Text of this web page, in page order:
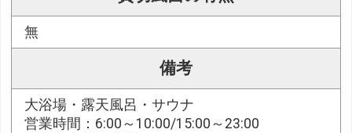
無
備考
大浴場・露天風呂・サウナ
営業時間：6:00～10:00/15:00～23:00